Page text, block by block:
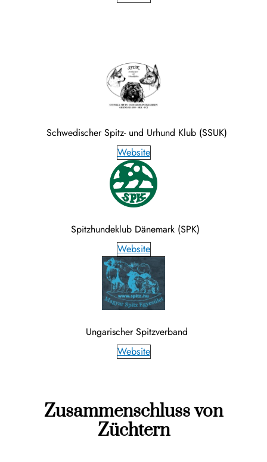
Schwedischer Spitz- und Urhund Klub (SSUK)
Website
Spitzhundeklub Dänemark (SPK)
Website
Ungarischer Spitzverband
Website
Zusammenschluss von
Züchtern